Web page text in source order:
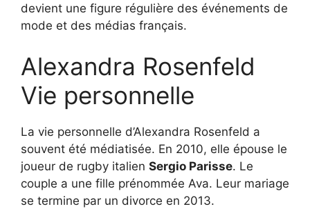
devient une figure régulière des événements de
mode et des médias français.
Alexandra Rosenfeld
Vie personnelle
La vie personnelle d’Alexandra Rosenfeld a
souvent été médiatisée. En 2010, elle épouse le
joueur de rugby italien Sergio Parisse. Le
couple a une fille prénommée Ava. Leur mariage
se termine par un divorce en 2013.